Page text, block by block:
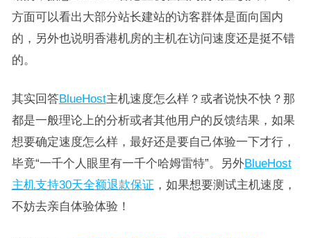
方面可以看出大部分站长建站的访客群体是面向国内
的，另外也说明香港机房的主机在访问速度还是挺不错
的。
其实回答BlueHost主机速度怎么样？或者说快不快？那
都是一般理论上的分析或者其他用户的反馈结果，如果
想要确定速度怎么样，最好还是要自己体验一下才行，
毕竟“一千个人眼里有一千个哈姆雷特”。另外BlueHost
主机支持30天全额退款保证 ，如果想要测试主机速度，
不妨去亲自体验体验！